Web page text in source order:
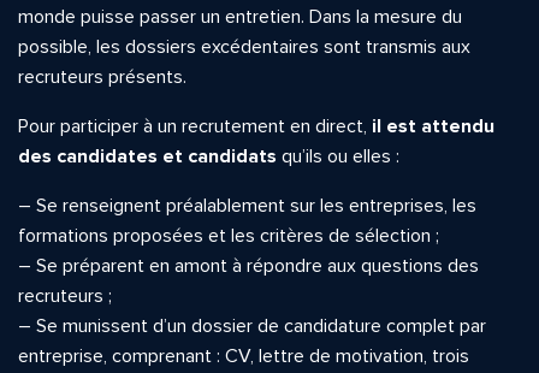
monde puisse passer un entretien. Dans la mesure du
possible, les dossiers excédentaires sont transmis aux
recruteurs présents.
Pour participer à un recrutement en direct, il est attendu
des candidates et candidats qu’ils ou elles :
– Se renseignent préalablement sur les entreprises, les
formations proposées et les critères de sélection ;
– Se préparent en amont à répondre aux questions des
recruteurs ;
– Se munissent d’un dossier de candidature complet par
entreprise, comprenant : CV, lettre de motivation, trois